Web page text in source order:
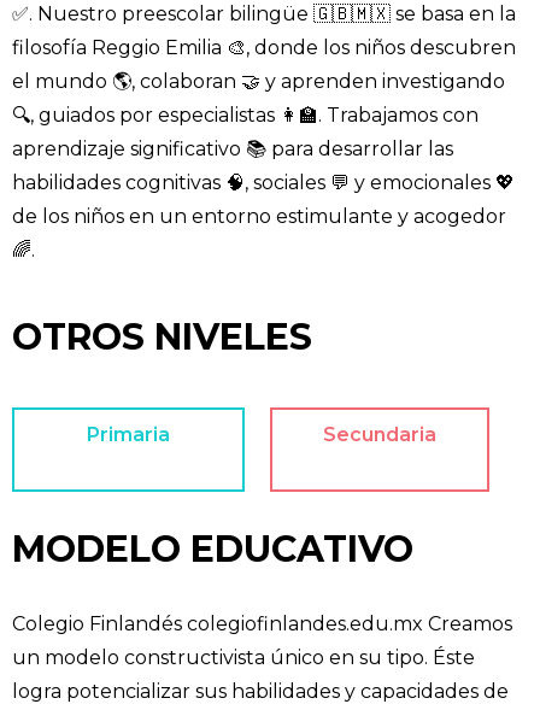
✅. Nuestro preescolar bilingüe 🇬🇧🇲🇽 se basa en la
filosofía Reggio Emilia 🎨, donde los niños descubren
el mundo 🌎, colaboran 🤝 y aprenden investigando
🔍, guiados por especialistas 👩‍🏫. Trabajamos con
aprendizaje significativo 📚 para desarrollar las
habilidades cognitivas 🧠, sociales 💬 y emocionales 💖
de los niños en un entorno estimulante y acogedor
🌈.
OTROS NIVELES
Primaria Secundaria
MODELO EDUCATIVO
Colegio Finlandés colegiofinlandes.edu.mx Creamos
un modelo constructivista único en su tipo. Éste
logra potencializar sus habilidades y capacidades de